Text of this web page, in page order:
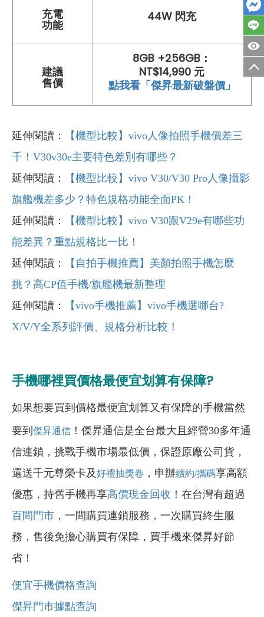
充電
功能
44W 閃充
建議
售價
8GB +256GB：
NT$14,990 元
點我看「傑昇最新破盤價」
延伸閱讀：
【機型比較】vivo人像拍照手機價差三
千！V30v30e主要特色差別有哪些？
延伸閱讀：
【機型比較】vivo V30/V30 Pro人像攝影
旗艦機差多少？特色規格功能全面PK！
延伸閱讀：
【機型比較】vivo V30跟V29e有哪些功
能差異？重點規格比一比！
延伸閱讀：
【自拍手機推薦】美顏拍照手機怎麼
挑？高CP值手機/旗艦機最新整理
延伸閱讀：
【vivo手機推薦】vivo手機選哪台?
X/V/Y全系列評價、規格分析比較！
手機哪裡買價格最便宜划算有保障?
如果想要買到價格最便宜划算又有保障的手機當然
要到 傑昇通信 ！傑昇通信是全台最大且經營30多年通
信連鎖，挑戰手機市場最低價，保證原廠公司貨，
還送千元尊榮卡及好禮抽獎卷 ，申辦續約/攜碼享高額
優惠，持舊手機再享高價現金回收 ！在台灣有超過
百間門市 ，一間購買連鎖服務，一次購買終生服
務，售後免擔心購買有保障，買手機來傑昇好節
省！
便宜手機價格查詢
傑昇門市據點查詢